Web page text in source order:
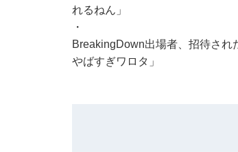
れるねん」
・
BreakingDown出場者、招待され
やばすぎワロタ」